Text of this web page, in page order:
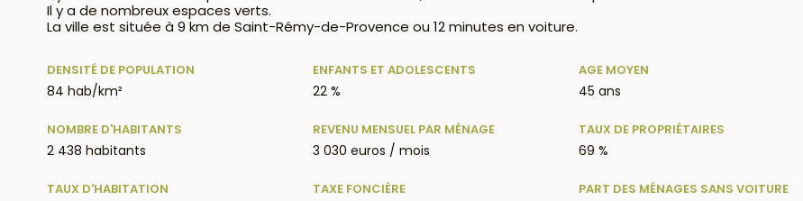
Il y a de nombreux espaces verts.
La ville est située à 9 km de Saint-Rémy-de-Provence ou 12 minutes en voiture.
DENSITÉ DE POPULATION
84 hab/km²
ENFANTS ET ADOLESCENTS
22 %
AGE MOYEN
45 ans
NOMBRE D'HABITANTS
2 438 habitants
REVENU MENSUEL PAR MÉNAGE
3 030 euros / mois
TAUX DE PROPRIÉTAIRES
69 %
TAUX D'HABITATION TAXE FONCIÈRE PART DES MÉNAGES SANS VOITURE